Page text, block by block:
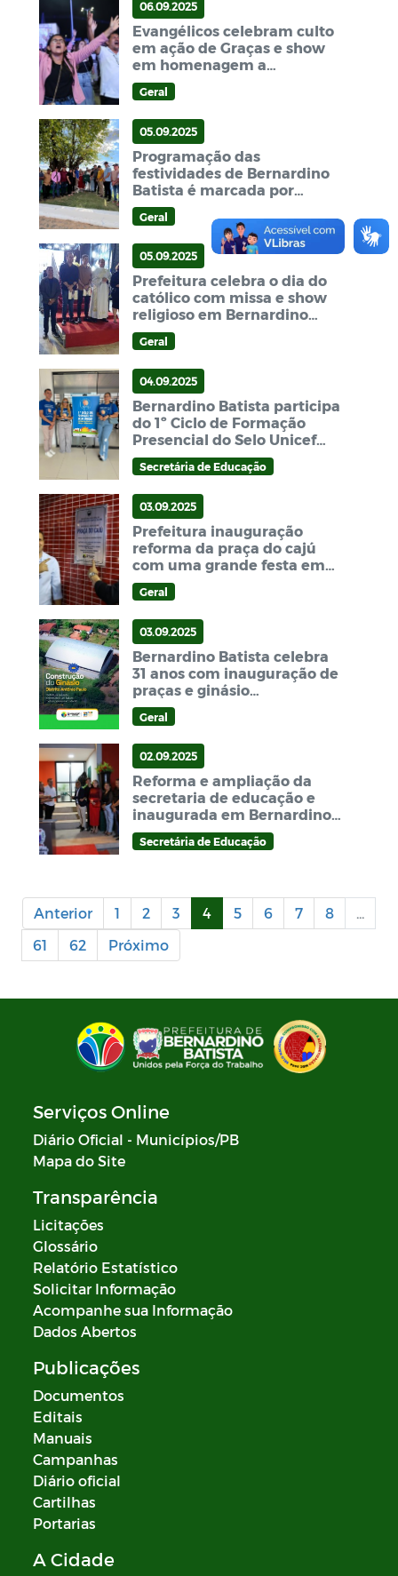
06.09.2025
Evangélicos celebram culto
em ação de Graças e show
em homenagem a
emancipação política de
Bernardino Batista
Geral
05.09.2025
Programação das
festividades de Bernardino
Batista é marcada por
inaugurações na zona rural
Geral
05.09.2025
Prefeitura celebra o dia do
católico com missa e show
religioso em Bernardino
Batista
Geral
04.09.2025
Bernardino Batista participa
do 1º Ciclo de Formação
Presencial do Selo Unicef
2025-2028
Secretária de Educação
03.09.2025
Prefeitura inauguração
reforma da praça do cajú
com uma grande festa em
Bernardino Batista
Geral
03.09.2025
Bernardino Batista celebra
31 anos com inauguração de
praças e ginásio
poliesportivo nesta quarta-
feira (03/09)
Geral
02.09.2025
Reforma e ampliação da
secretaria de educação e
inaugurada em Bernardino
Batista
Secretária de Educação
Anterior 1 2 3 4 5 6 7 8
...
61
62 Próximo
Serviços Online
Diário Oficial - Municípios/PB
Mapa do Site
Transparência
Licitações
Glossário
Relatório Estatístico
Solicitar Informação
Acompanhe sua Informação
Dados Abertos
Publicações
Documentos
Editais
Manuais
Campanhas
Diário oficial
Cartilhas
Portarias
A Cidade